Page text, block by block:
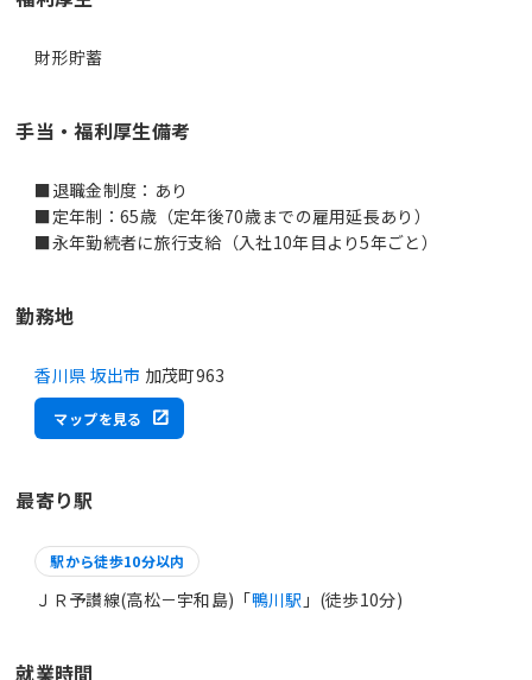
財形貯蓄
手当・福利厚生備考
■退職金制度：あり
■定年制：65歳（定年後70歳までの雇用延長あり）
■永年勤続者に旅行支給（入社10年目より5年ごと）
勤務地
香川県 坂出市 加茂町963
マップを見る
最寄り駅
駅から徒歩10分以内
ＪＲ予讃線(高松－宇和島)「鴨川駅 」(徒歩10分)
就業時間